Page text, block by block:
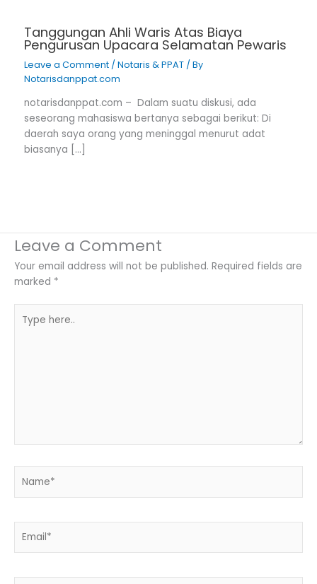
Tanggungan Ahli Waris Atas Biaya
Pengurusan Upacara Selamatan Pewaris
Leave a Comment /Notaris & PPAT / By
Notarisdanppat.com
notarisdanppat.com – Dalam suatu diskusi, ada
seseorang mahasiswa bertanya sebagai berikut: Di
daerah saya orang yang meninggal menurut adat
biasanya […]
Leave a Comment
Your email address will not be published. Required fields are
marked *
here..